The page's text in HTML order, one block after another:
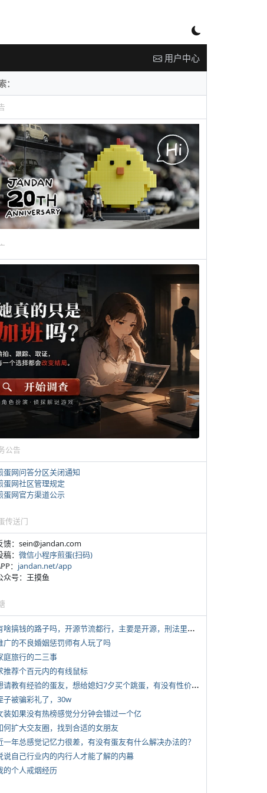
用户中心
公告
蛋网问答分区关闭通知
蛋网社区管理规定
蛋网官方渠道公示
传送门
馈：sein@jandan.com
： 微信小程序煎蛋(扫码)
： jandan.net/app
众号：王摸鱼
*
有啥搞钱的路子吗，开源节流都行，主要是开源，刑法里的咱不做
广的不良婚姻惩罚师有人玩了吗
庭旅行的二三事
推荐个百元内的有线鼠标
*
想请教有经验的蛋友，想给媳妇7夕买个跳蛋，有没有性价比高的推荐
子被骗彩礼了，30w
装如果没有热榜感觉分分钟会错过一个亿
何扩大交友圈，找到合适的女朋友
一年总感觉记忆力很差，有没有蛋友有什么解决办法的？
说自己行业内的内行人才能了解的内幕
的个人戒烟经历